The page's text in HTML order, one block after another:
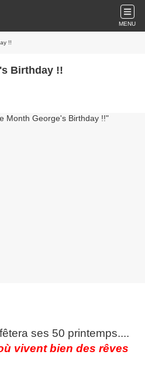
MENU
!!
Birthday !!
ses 50 printemps....
bien des rêves